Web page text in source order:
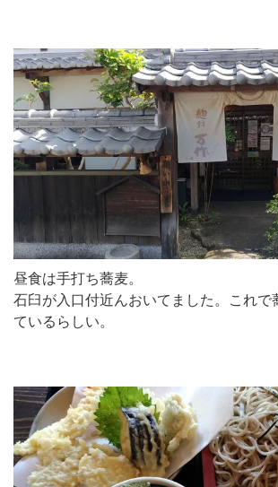
昼食は手打ち蕎麦。
石臼が入口付近んおいてました。これで
ているらしい。